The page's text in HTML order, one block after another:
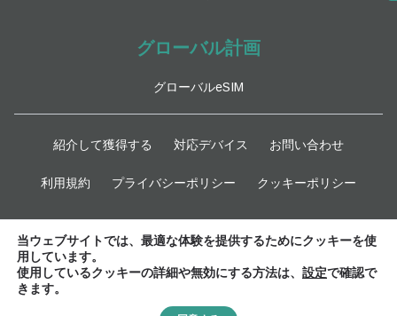
グローバル計画
グローバルeSIM
紹介して獲得する 対応デバイス お問い合わせ
利用規約 プライバシーポリシー クッキーポリシー
当ウェブサイトでは、最適な体験を提供するためにクッキーを使
用しています。
使用しているクッキーの詳細や無効にする方法は、 設定で確認で
きます。